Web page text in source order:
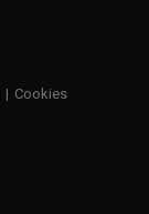
Cookies